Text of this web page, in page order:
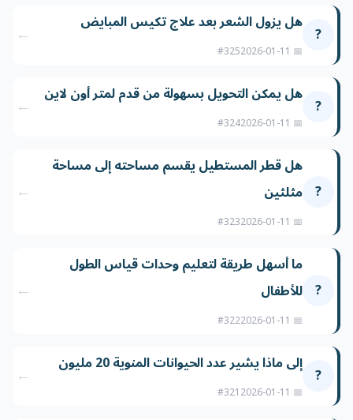
? هل يزول الشعر بعد علاج تكيس المبايض
📅 2026-01-11
#325
←
? هل يمكن التحويل بسهولة من قدم لمتر أون لاين
📅 2026-01-11
#324
←
?
هل قطر المستطيل يقسم مساحته إلى مساحة
مثلثين
📅 2026-01-11
#323
←
?
ما أسهل طريقة لتعليم وحدات قياس الطول
للأطفال
📅 2026-01-11
#322
←
? إلى ماذا يشير عدد الحيوانات المنوية 20 مليون
📅 2026-01-11
#321
←